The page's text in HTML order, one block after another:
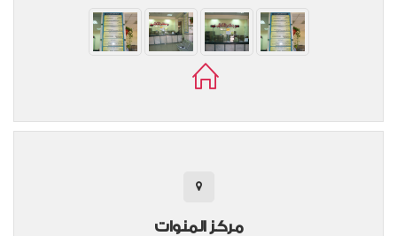
مركز المنوات